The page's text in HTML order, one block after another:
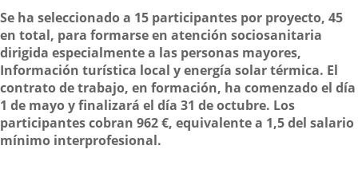
Se ha seleccionado a 15 participantes por proyecto, 45
en total, para formarse en atención sociosanitaria
dirigida especialmente a las personas mayores,
Información turística local y energía solar térmica. El
contrato de trabajo, en formación, ha comenzado el día
1 de mayo y finalizará el día 31 de octubre. Los
participantes cobran 962 €, equivalente a 1,5 del salario
mínimo interprofesional.